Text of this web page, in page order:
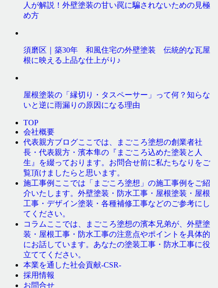
人が解説！外壁塗装の甘い罠に騙されないための見極
め方
須磨区｜築30年 和風住宅の外壁塗装 伝統的な瓦屋
根に映える上品な仕上がり♪
屋根塗装の「縁切り・タスペーサー」って何？知らな
いと逆に雨漏りの原因になる理由
TOP
会社概要
代表親方ブログここでは、まごころ塗想の創業者社
長・代表親方・濱本隼の『まごころ込めた塗装と人
生』を綴っております。お問合せ前に私たちなりをご
覧頂けましたらと思います。
施工事例 ここでは「まごころ塗想」の施工事例をご紹
介いたします。外壁塗装・防水工事・屋根塗装・屋根
工事・デザイン塗装・各種補修工事などのご参考にし
てください。
コラム ここでは、まごころ塗想の濱本兄弟が、外壁塗
装・屋根工事・防水工事の注意点やポイントを具体的
にお話しています。あなたの塗装工事・防水工事に役
立ててください。
本業を通した社会貢献-CSR-
採用情報
お問合せ